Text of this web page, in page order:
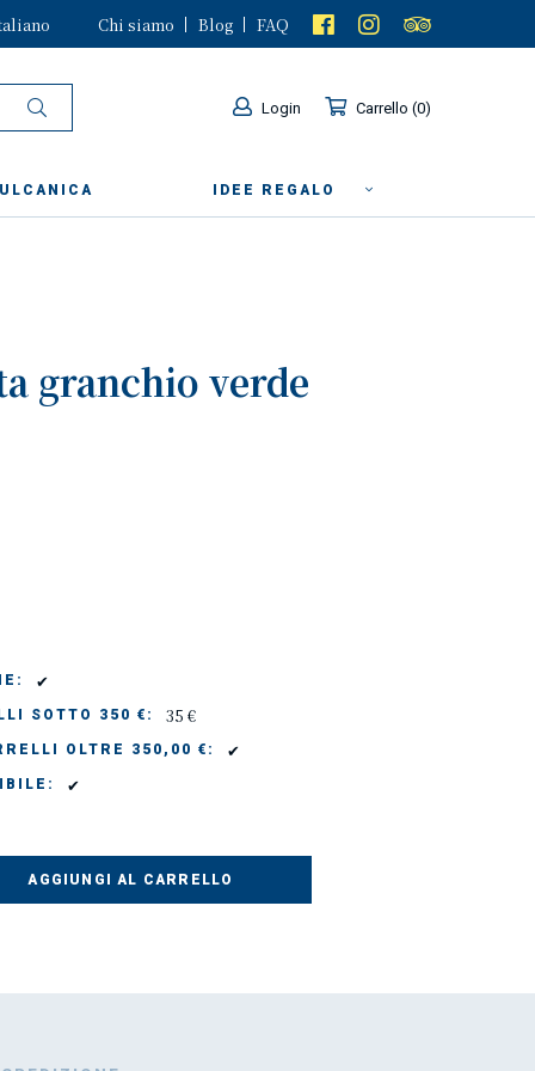
Chi siamo Blog FAQ
Login Carrello 0
IDEE REGALO
granchio verde
✔
SOTTO 350 €: 35 €
OLTRE 350,00 €: ✔
✔
AGGIUNGI AL CARRELLO